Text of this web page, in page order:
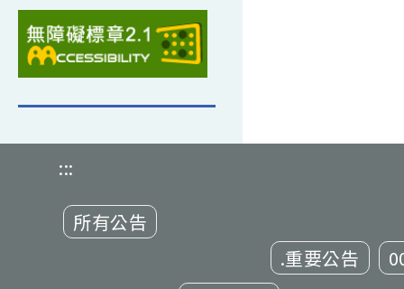
:::
所有公告
.重要公告